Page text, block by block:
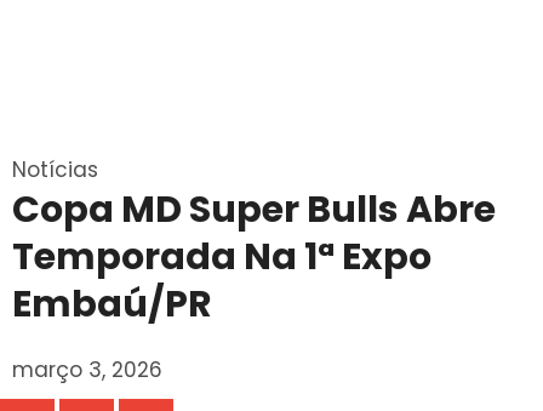
Notícias
Copa MD Super Bulls Abre
Temporada Na 1ª Expo
Embaú/PR
março 3, 2026